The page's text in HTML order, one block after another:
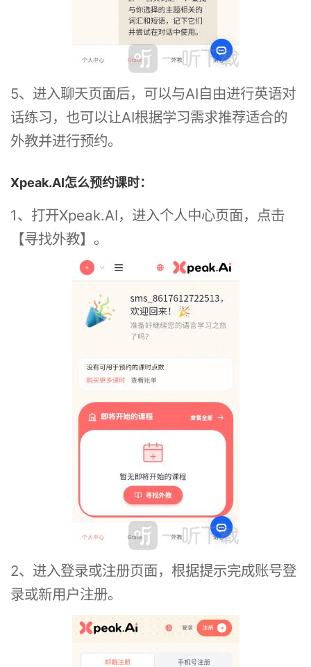
5、进入聊天页面后，可以与AI自由进行英语对
话练习，也可以让AI根据学习需求推荐适合的
外教并进行预约。
Xpeak.AI怎么预约课时：
1、打开Xpeak.AI，进入个人中心页面，点击
【寻找外教】。
2、进入登录或注册页面，根据提示完成账号登
录或新用户注册。